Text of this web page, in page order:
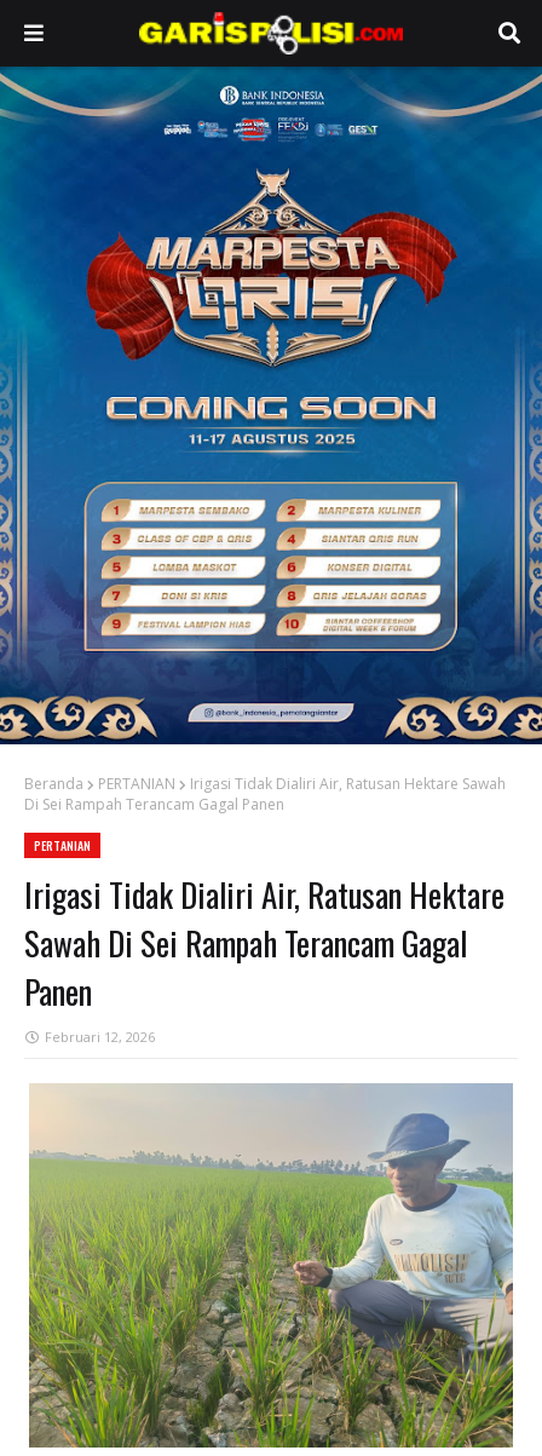
Beranda PERTANIAN
Irigasi Tidak Dialiri Air, Ratusan Hektare Sawah
Di Sei Rampah Terancam Gagal Panen
PERTANIAN
Irigasi Tidak Dialiri Air, Ratusan Hektare
Sawah Di Sei Rampah Terancam Gagal
Panen
Februari 12, 2026